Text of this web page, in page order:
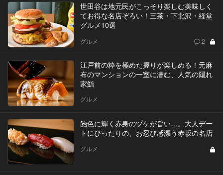
世田谷は地元民がこっそり楽しむ美味しく
てお得な名店ぞろい！三茶・下北沢・経堂
グルメ10選
グルメ 2
江戸前の粋を極めた握りが楽しめる！元麻
布のマンションの一室に潜む、人気の隠れ
家鮨
グルメ
飴色に輝く赤身のヅケが旨い…。大人デー
トにぴったりの、お忍び感漂う赤坂の名店
グルメ